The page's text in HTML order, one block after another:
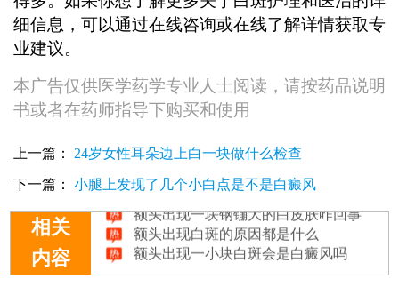
细信息，可以通过在线咨询或在线了解详情获取专
业建议。
本广告仅供医学药学专业人士阅读，请按药品说明
书或者在药师指导下购买和使用
上一篇： 24岁女性耳朵边上白一块做什么检查
下一篇： 小腿上发现了几个小白点是不是白癜风
相关
内容
额头出现一块钢镚大的白皮肤咋回事
额头出现白斑的原因都是什么
额头出现一小块白斑会是白癜风吗
婴儿额头出现白色皮肤怎么回事